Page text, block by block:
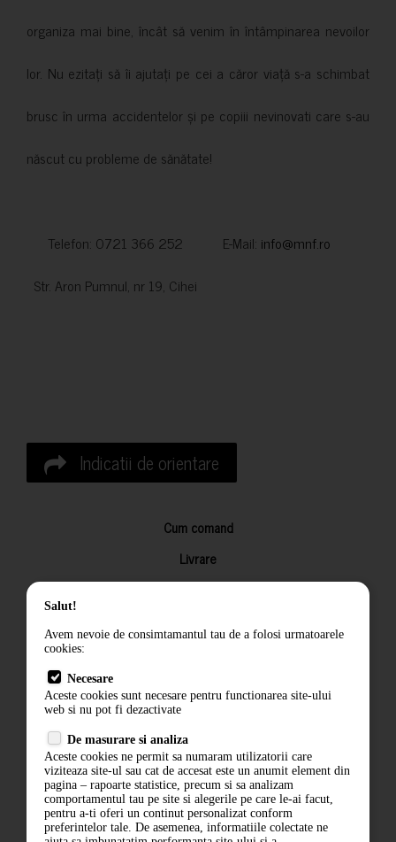
organiza mai bine, încât să venim în întâmpinarea nevoilor
lor. Nu ezitați să îi ajutați pe cei a căror viață s-a schimbat
brusc în urma accidentelor și pe copiii nevinovati care s-au
născut cu probleme de sănătate!
Telefon: 0721 366 252 E-Mail: info@mnf.ro
Str. Aron Pumnul, nr 19, Cihei
Indicatii de orientare
Cum comand
Livrare
Returnarea produselor
Termeni si conditii
Politica de confidentialitate
ANPC
Salut!
Avem nevoie de consimtamantul tau de a folosi urmatoarele
cookies:
Necesare
Aceste cookies sunt necesare pentru functionarea site-ului
web si nu pot fi dezactivate
De masurare si analiza
Aceste cookies ne permit sa numaram utilizatorii care
viziteaza site-ul sau cat de accesat este un anumit element din
pagina – rapoarte statistice, precum si sa analizam
comportamentul tau pe site si alegerile pe care le-ai facut,
pentru a-ti oferi un continut personalizat conform
preferintelor tale. De asemenea, informatiile colectate ne